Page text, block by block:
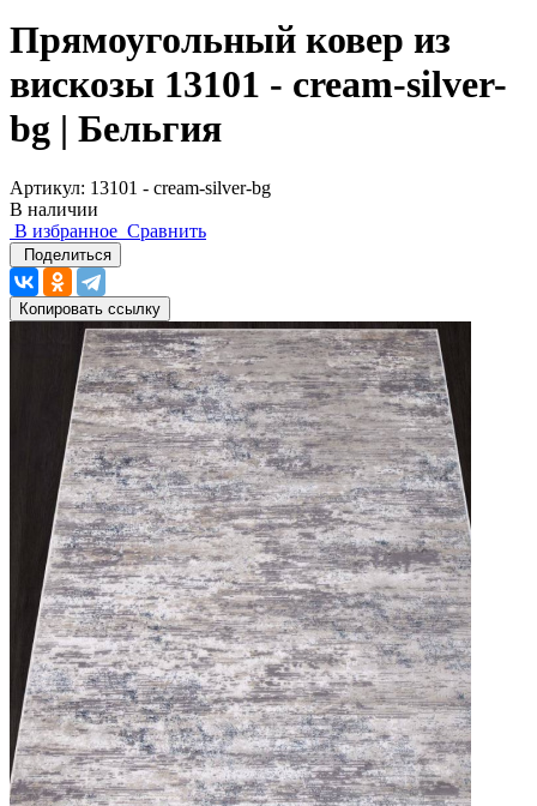
Прямоугольный ковер из
вискозы 13101 - cream-silver-
bg | Бельгия
Артикул: 13101 - cream-silver-bg
В наличии
В избранное Сравнить
Поделиться
Копировать ссылку